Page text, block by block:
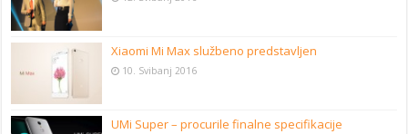
Xiaomi Mi Max službeno predstavljen
10. Svibanj 2016
UMi Super – procurile finalne specifikacije